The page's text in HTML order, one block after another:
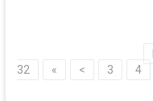
32
« < 3 4